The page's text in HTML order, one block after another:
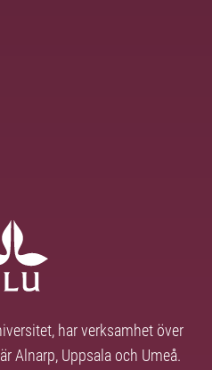
har verksamhet över
Alnarp, Uppsala och Umeå.